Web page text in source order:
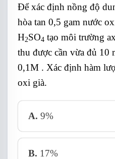
Để xác định nồng độ
hòa tan 0,5 gam nước
H2SO4 tạo môi trường
thu được cần vừa đủ 10
0,1M . Xác định hàm
oxi già.
A. 9%
B. 17%